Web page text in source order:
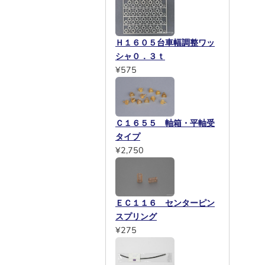
Ｈ１６０５台車幅調整ワッ
シャ０．３ｔ
¥575
Ｃ１６５５ 軸箱・平軸受
タイプ
¥2,750
ＥＣ１１６ センターピン
スプリング
¥275